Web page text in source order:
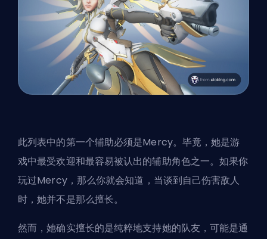
此列表中的第一个辅助必须是Mercy。毕竟，她是游
戏中最受欢迎和最容易被认出的辅助角色之一。如果你
玩过Mercy，那么你就会知道，当谈到自己伤害敌人
时，她并不是那么擅长。
然而，她确实擅长的是纯粹地支持她的队友，可能是通